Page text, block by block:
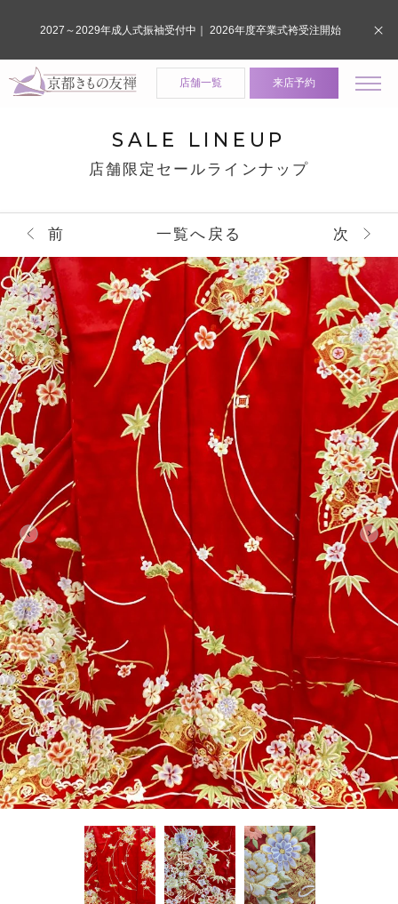
店舗一覧 来店予約
SALE LINEUP
店舗限定セールラインナップ
前 一覧へ戻る 次
2027～2029年成人式振袖受付中｜ 2026年度卒業式袴受注開始